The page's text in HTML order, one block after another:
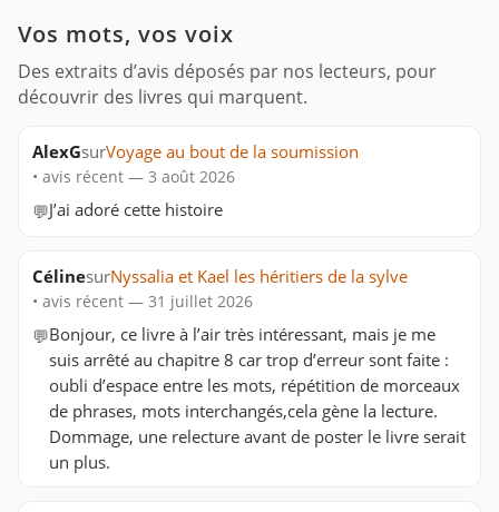
Vos mots, vos voix
Des extraits d’avis déposés par nos lecteurs, pour
découvrir des livres qui marquent.
AlexGsurVoyage au bout de la soumission
• avis récent — 3 août 2026
💬J’ai adoré cette histoire
CélinesurNyssalia et Kael les héritiers de la sylve
• avis récent — 31 juillet 2026
💬Bonjour, ce livre à l’air très intéressant, mais je me
suis arrêté au chapitre 8 car trop d’erreur sont faite :
oubli d’espace entre les mots, répétition de morceaux
de phrases, mots interchangés,cela gène la lecture.
Dommage, une relecture avant de poster le livre serait
un plus.